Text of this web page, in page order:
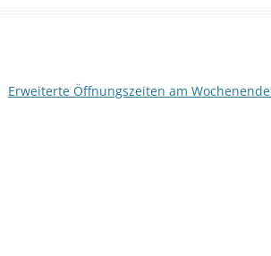
Erweiterte Öffnungszeiten am Wochenende